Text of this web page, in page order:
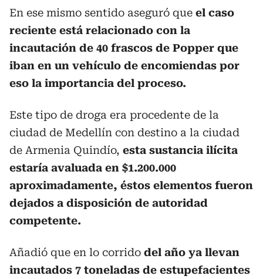
En ese mismo sentido aseguró que el caso
reciente está relacionado con la
incautación de 40 frascos de Popper que
iban en un vehículo de encomiendas por
eso la importancia del proceso.
Este tipo de droga era procedente de la
ciudad de Medellín con destino a la ciudad
de Armenia Quindío, esta sustancia ilícita
estaría avaluada en $1.200.000
aproximadamente, éstos elementos fueron
dejados a disposición de autoridad
competente.
Añadió que en lo corrido del año ya llevan
incautados 7 toneladas de estupefacientes